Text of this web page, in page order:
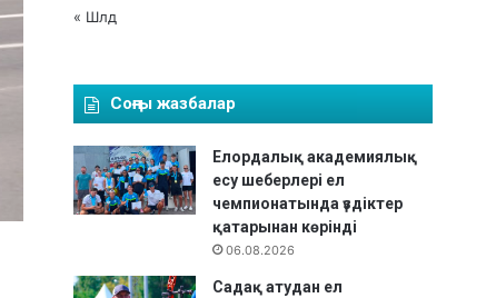
« Шлд
Соңғы жазбалар
Елордалық академиялық
есу шеберлері ел
чемпионатында үздіктер
қатарынан көрінді
06.08.2026
Садақ атудан ел